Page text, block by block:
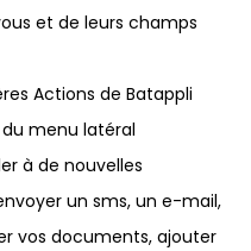
et de leurs champs
Actions de Batappli
menu latéral
à de nouvelles
un sms, un e-mail,
vos documents, ajouter